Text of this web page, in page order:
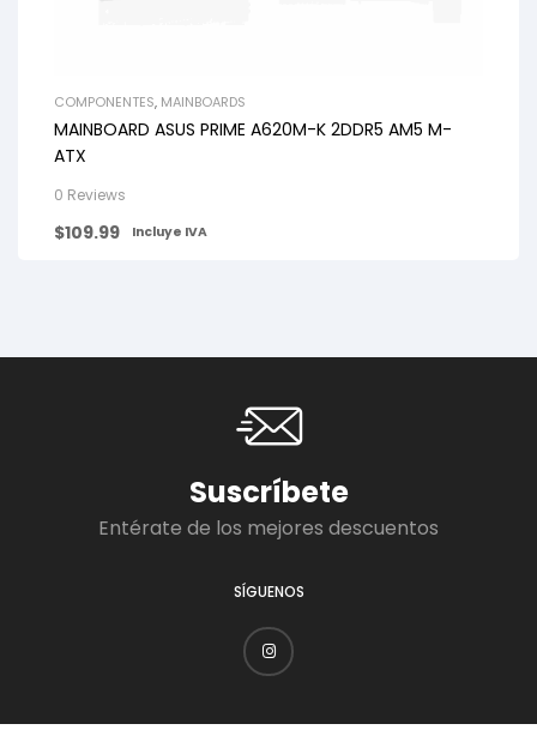
COMPONENTES, MAINBOARDS
MAINBOARD ASUS PRIME A620M-K 2DDR5 AM5 M-
ATX
0 Reviews
$109.99 Incluye IVA
Suscríbete
Entérate de los mejores descuentos
SÍGUENOS